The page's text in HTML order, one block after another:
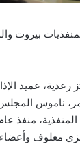
بيروت
عميد
ناموس
منفذ
معلوف وأعضاء